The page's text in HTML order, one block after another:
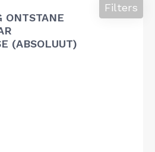
ONTSTANE
(ABSOLUUT)
Filters